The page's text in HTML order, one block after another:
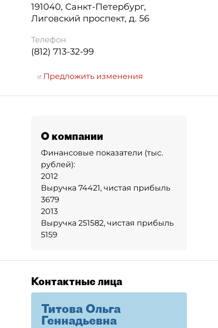
191040, Санкт-Петербург,
Лиговский проспект, д. 56
Телефон
(812) 713-32-99
Предложить изменения
О компании
Финансовые показатели (тыс.
рублей):
2012
Выручка 74421, чистая прибыль
3679
2013
Выручка 251582, чистая прибыль
5159
Контактные лица
Титова Ольга
Геннадьевна